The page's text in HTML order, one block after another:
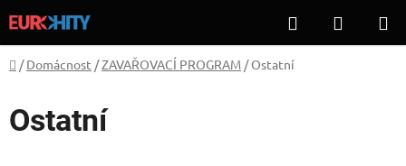
na
obsah
Hledat
KOŠÍK
Domů
/ Domácnost /ZAVAŘOVACÍ PROGRAM / Ostatní
Ostatní